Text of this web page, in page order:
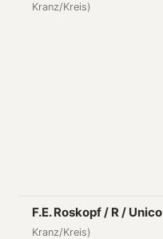
Kranz/Kreis)
F.E. Roskopf / R / Unico
Kranz/Kreis)